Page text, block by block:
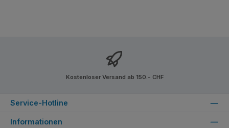
Kostenloser Versand ab 150.- CHF
Service-Hotline
Informationen